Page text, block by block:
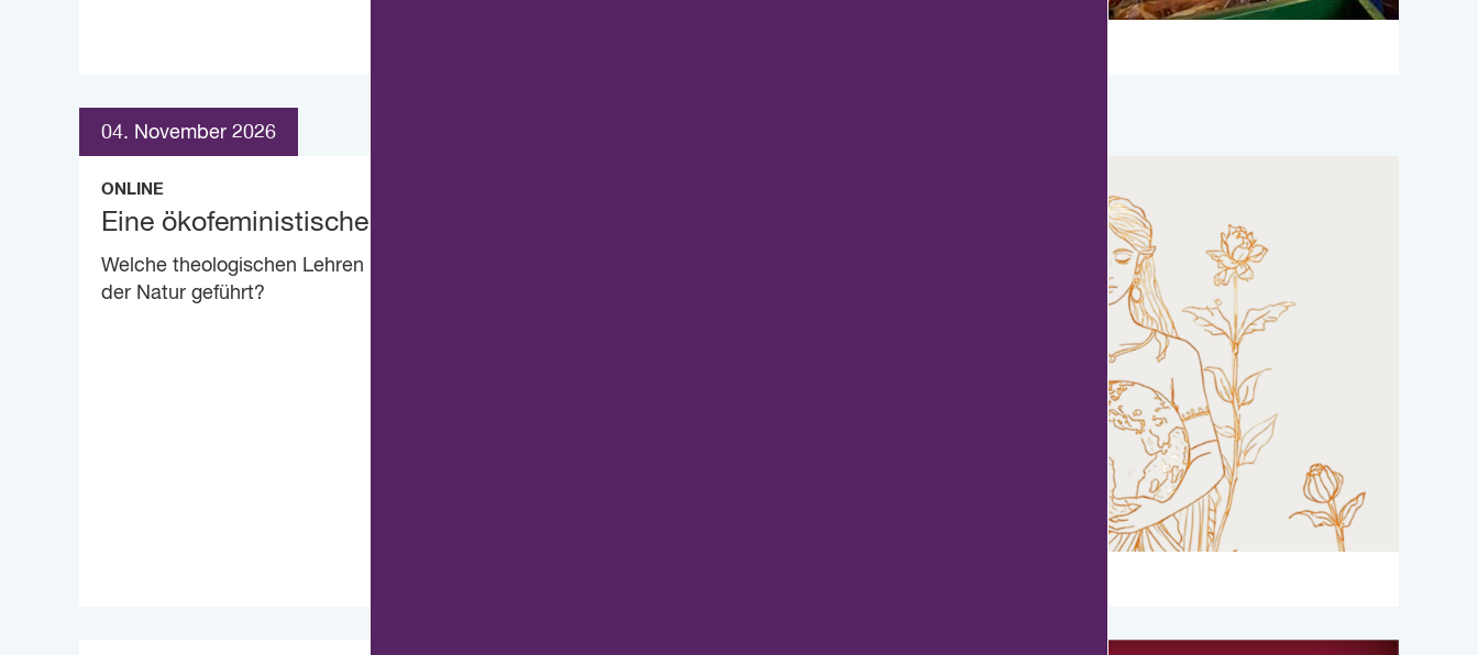
04. November 2026
ONLINE
Eine ökofeministische Theologie der Erde
Welche theologischen Lehren haben zu einer ausbeuterischen Haltung gegenüber
der Natur geführt?